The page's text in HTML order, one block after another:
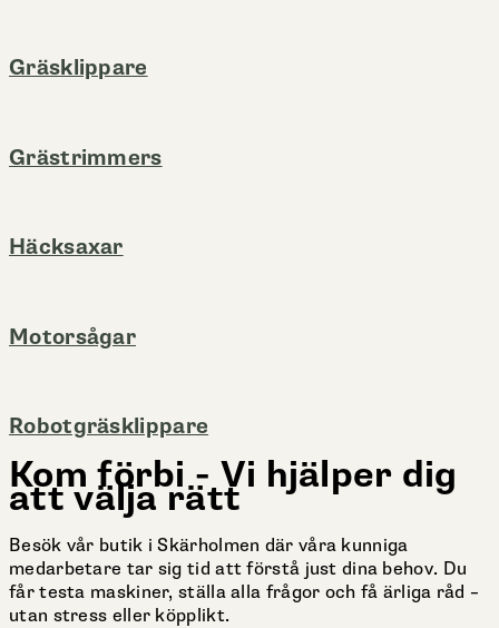
Gräsklippare
Grästrimmers
Häcksaxar
Motorsågar
Robotgräsklippare
Kom förbi - Vi hjälper dig
att välja rätt
Besök vår butik i Skärholmen där våra kunniga
medarbetare tar sig tid att förstå just dina behov. Du
får testa maskiner, ställa alla frågor och få ärliga råd –
utan stress eller köpplikt.